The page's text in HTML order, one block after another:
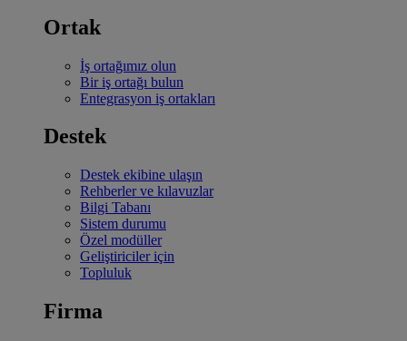
Ortak
İş ortağımız olun
Bir iş ortağı bulun
Entegrasyon iş ortakları
Destek
Destek ekibine ulaşın
Rehberler ve kılavuzlar
Bilgi Tabanı
Sistem durumu
Özel modüller
Geliştiriciler için
Topluluk
Firma